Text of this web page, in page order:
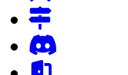
Login